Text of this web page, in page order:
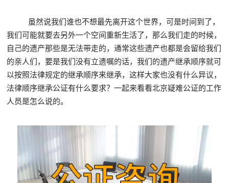
虽然说我们谁也不想最先离开这个世界，可是时间到了，
我们可能就要去另外一个空间重新生活了，那么我们走的时候，
自己的遗产那些是无法带走的，通常这些遗产也都是会留给我们
的亲人们，要是我们没有立遗嘱的话，我们的遗产继承顺序就可
以按照法律规定的继承顺序来继承，这样大家也没有什么异议，
法律顺序继承公证有什么要求？一起来看看北京疑难公证的工作
人员是怎么说的。